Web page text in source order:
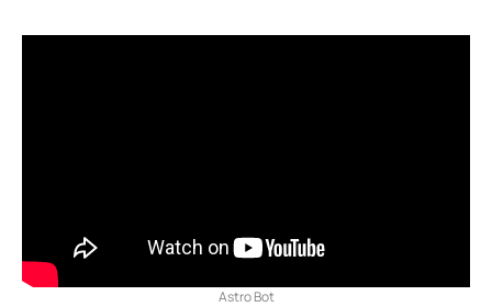
Astro Bot